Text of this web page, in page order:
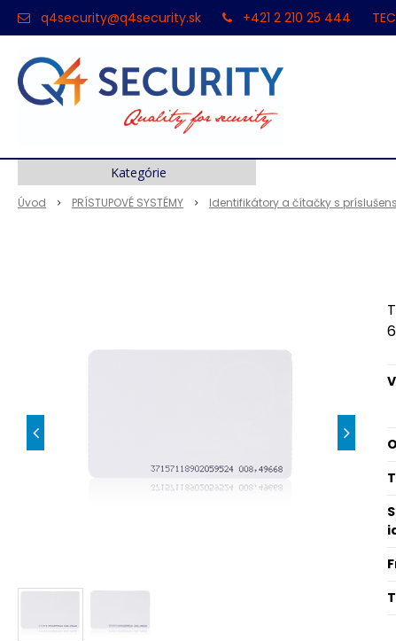
q4security@q4security.sk +421 2 210 25 444
Úvod PRÍSTUPOVÉ SYSTÉMY Identifikátory a čítačky s
Kategórie